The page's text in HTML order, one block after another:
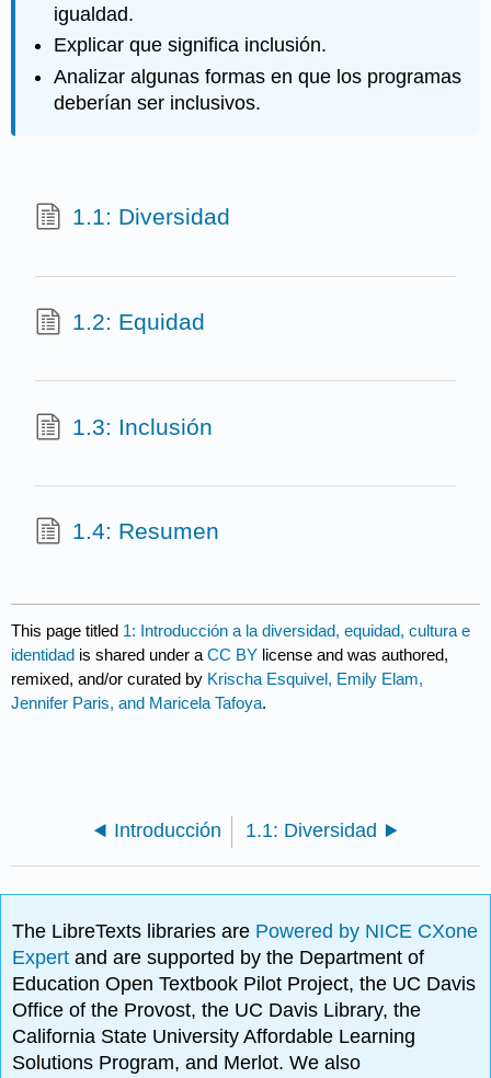
igualdad.
Explicar que significa inclusión.
Analizar algunas formas en que los programas
deberían ser inclusivos.
1.1: Diversidad
1.2: Equidad
1.3: Inclusión
1.4: Resumen
This page titled 1: Introducción a la diversidad, equidad, cultura e
identidad is shared under aCC BY license and was authored,
remixed, and/or curated by Krischa Esquivel, Emily Elam,
Jennifer Paris, and Maricela Tafoya.
Introducción 1.1: Diversidad
The LibreTexts libraries are Powered by NICE CXone
Expertand are supported by the Department of
Education Open Textbook Pilot Project, the UC Davis
Office of the Provost, the UC Davis Library, the
California State University Affordable Learning
Solutions Program, and Merlot. We also